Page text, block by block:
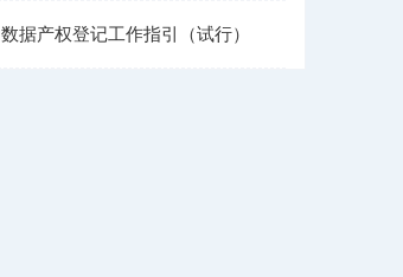
数据产权登记工作指引（试行）